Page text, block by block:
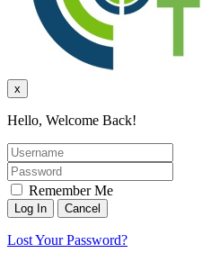
x
Hello, Welcome Back!
Remember Me
Lost Your Password?